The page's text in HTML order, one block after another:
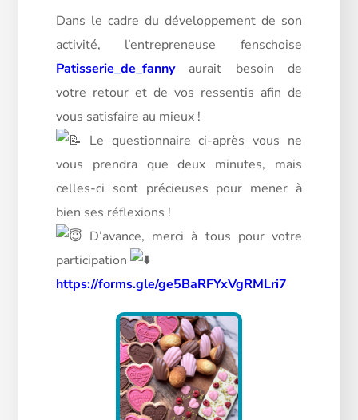
Dans le cadre du développement de son
activité, l’entrepreneuse fenschoise
Patisserie_de_fannyaurait besoin de
votre retour et de vos ressentis afin de
vous satisfaire au mieux !
Le questionnaire ci-après vous ne
vous prendra que deux minutes, mais
celles-ci sont précieuses pour mener à
bien ses réflexions !
D’avance, merci à tous pour votre
participation
https://forms.gle/ge5BaRFYxVgRMLri7